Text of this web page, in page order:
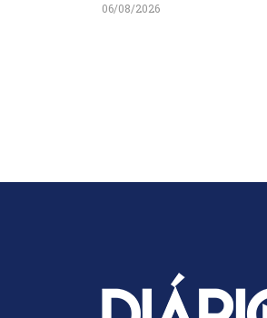
06/08/2026